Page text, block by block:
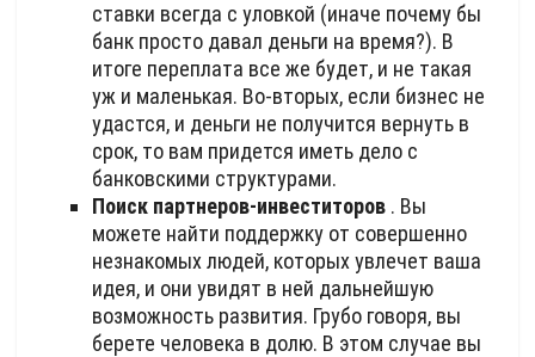
ставки всегда с уловкой (иначе почему бы
банк просто давал деньги на время?). В
итоге переплата все же будет, и не такая
уж и маленькая. Во-вторых, если бизнес не
удастся, и деньги не получится вернуть в
срок, то вам придется иметь дело с
банковскими структурами.
Поиск партнеров-инвеститоров . Вы
можете найти поддержку от совершенно
незнакомых людей, которых увлечет ваша
идея, и они увидят в ней дальнейшую
возможность развития. Грубо говоря, вы
берете человека в долю. В этом случае вы